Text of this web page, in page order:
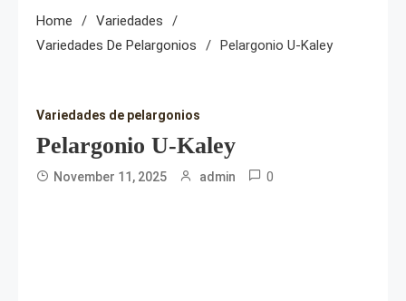
Home
Variedades
Variedades De Pelargonios
Pelargonio U-Kaley
Variedades de pelargonios
Pelargonio U-Kaley
November 11, 2025 admin 0